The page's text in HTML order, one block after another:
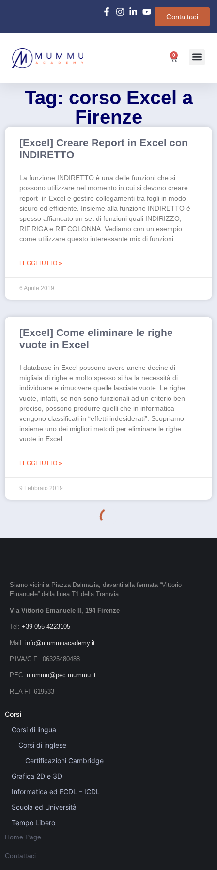
Contattaci
0
Tag: corso Excel a
Firenze
[Excel] Creare Report in Excel con
INDIRETTO
La funzione INDIRETTO è una delle funzioni che si
possono utilizzare nel momento in cui si devono creare
report in Excel e gestire collegamenti tra fogli in modo
sicuro ed efficiente. Insieme alla funzione INDIRETTO è
spesso affiancato un set di funzioni quali INDIRIZZO,
RIF.RIGA e RIF.COLONNA. Vediamo con un esempio
come utilizzare questo interessante mix di funzioni.
LEGGI TUTTO »
6 Aprile 2019
[Excel] Come eliminare le righe
vuote in Excel
I database in Excel possono avere anche decine di
migliaia di righe e molto spesso si ha la necessità di
individuare e rimuovere quelle lasciate vuote. Le righe
vuote, infatti, se non sono funzionali ad un criterio ben
preciso, possono produrre quelli che in informatica
vengono classificati in “effetti indesiderati”. Scopriamo
insieme uno dei migliori metodi per eliminare le righe
vuote in Excel.
LEGGI TUTTO »
9 Febbraio 2019
Siamo vicini a Piazza Dalmazia, davanti alla fermata “Vittorio
Emanuele” della linea T1 della Tramvia.
Via Vittorio Emanuele II, 194 Firenze
Tel: +39 055 4223105
Mail: info@mummuacademy.it
P.IVA/C.F.: 06325480488
PEC: mummu@pec.mummu.it
REA FI -619533
Corsi
Corsi di lingua
Corsi di inglese
Certificazioni Cambridge
Grafica 2D e 3D
Informatica ed ECDL – ICDL
Scuola ed Università
Tempo Libero
Home Page
Contattaci